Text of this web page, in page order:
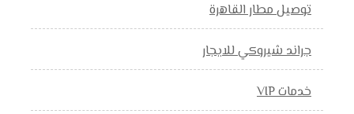
توصيل مطار القاهرة
جراند شيروكي للايجار
خدمات VIP